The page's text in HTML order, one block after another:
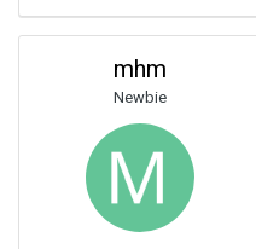
mhm
Newbie